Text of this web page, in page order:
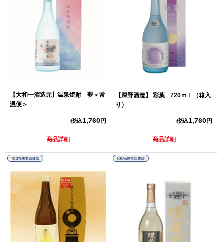
【大和一酒造元】温泉焼酎 夢＜常
温便＞
税込1,760円
商品詳細
【深野酒造】 彩葉 720ｍｌ（箱入
り）
税込1,760円
商品詳細